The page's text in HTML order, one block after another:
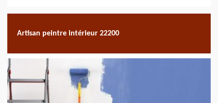
Artisan peintre intérieur 22200